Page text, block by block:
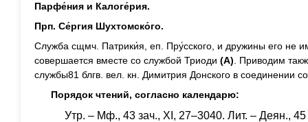
Парфе́ния и Калоге́рия.
Прп. Се́ргия Шухтомско́го.
Служба сщмч. Патрики́я, еп. Пру́сского, и дружины его не
совершается вместе со службой Триоди (А) . Приводим
службы81 блгв. вел. кн. Димитрия Донского в соединении
Порядок чтений, согласно календарю:
Утр. – Мф., 43 зач., XI, 27–3040. Лит. – Деян.,